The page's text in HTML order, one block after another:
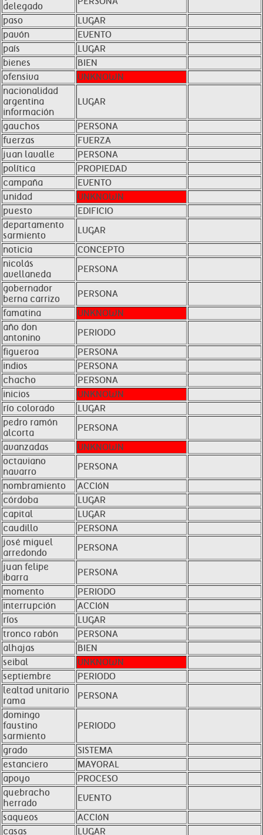
delegado
paso
LUGAR
pavón
EVENTO
país
LUGAR
bienes
BIEN
ofensiva
UNKNOWN
nacionalidad
argentina
información
LUGAR
gauchos
PERSONA
fuerzas
FUERZA
juan lavalle
PERSONA
política
PROPIEDAD
campaña
EVENTO
unidad
UNKNOWN
puesto
EDIFICIO
departamento
sarmiento
LUGAR
noticia
CONCEPTO
nicolás
avellaneda
PERSONA
gobernador
berna carrizo
PERSONA
famatina
UNKNOWN
año don
antonino
PERIODO
figueroa
PERSONA
indios
PERSONA
chacho
PERSONA
inicios
UNKNOWN
río colorado
LUGAR
pedro ramón
alcorta
PERSONA
avanzadas
UNKNOWN
octaviano
navarro
PERSONA
nombramiento
ACCIóN
córdoba
LUGAR
capital
LUGAR
caudillo
PERSONA
josé miguel
arredondo
PERSONA
juan felipe
ibarra
PERSONA
momento
PERIODO
interrupción
ACCIóN
ríos
LUGAR
tronco rabón
PERSONA
alhajas
BIEN
seibal
UNKNOWN
septiembre
PERIODO
lealtad unitario
rama
PERSONA
domingo
faustino
sarmiento
PERIODO
grado
SISTEMA
estanciero
MAYORAL
apoyo
PROCESO
quebracho
herrado
EVENTO
saqueos
ACCIóN
casas
LUGAR